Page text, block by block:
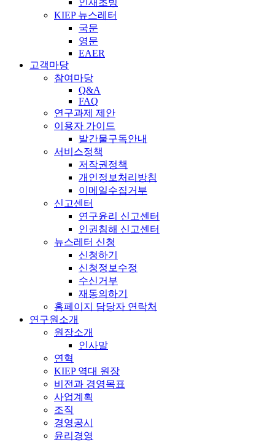
KIEP 뉴스레터
국문
영문
EAER
고객마당
참여마당
Q&A
FAQ
연구과제 제안
이용자 가이드
발간물구독안내
서비스정책
저작권정책
개인정보처리방침
이메일수집거부
신고센터
연구윤리 신고센터
인권침해 신고센터
뉴스레터 신청
신청하기
신청정보수정
수신거부
재동의하기
홈페이지 담당자 연락처
연구원소개
원장소개
인사말
연혁
KIEP 역대 원장
비전과 경영목표
사업계획
조직
경영공시
윤리경영